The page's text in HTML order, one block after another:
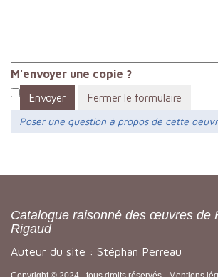
M'envoyer une copie ?
Envoyer
Fermer le formulaire
Poser une question à propos de cette
Catalogue raisonné des œuvres de
Rigaud
Auteur du site : Stéphan Perreau